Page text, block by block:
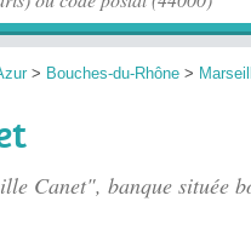
> Bouches-du-Rhône >
Canet", banque située